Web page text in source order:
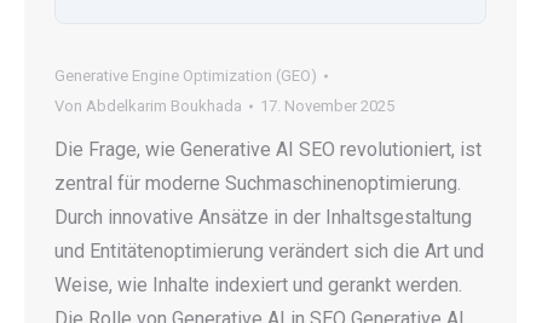
Generative Engine Optimization (GEO)
Von Abdelkarim Boukhada 17. November 2025
Die Frage, wie Generative AI SEO revolutioniert, ist
zentral für moderne Suchmaschinenoptimierung.
Durch innovative Ansätze in der Inhaltsgestaltung
und Entitätenoptimierung verändert sich die Art und
Weise, wie Inhalte indexiert und gerankt werden.